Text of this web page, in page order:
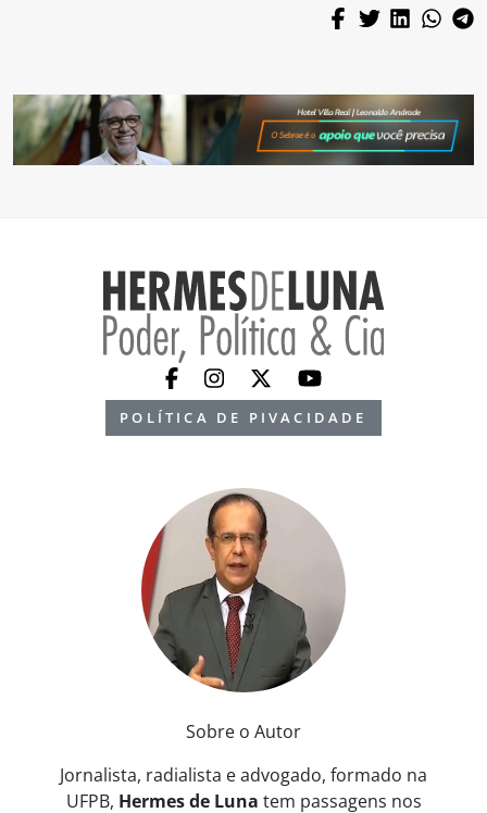
POLÍTICA DE PIVACIDADE
Sobre o Autor
Jornalista, radialista e advogado, formado na
UFPB, Hermes de Luna tem passagens nos